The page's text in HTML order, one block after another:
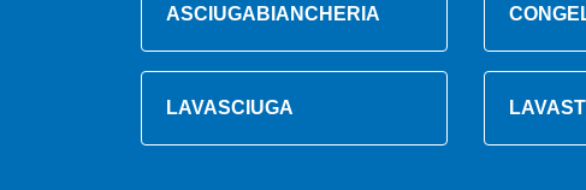
ASCIUGABIANCHERIA
LAVASCIUGA